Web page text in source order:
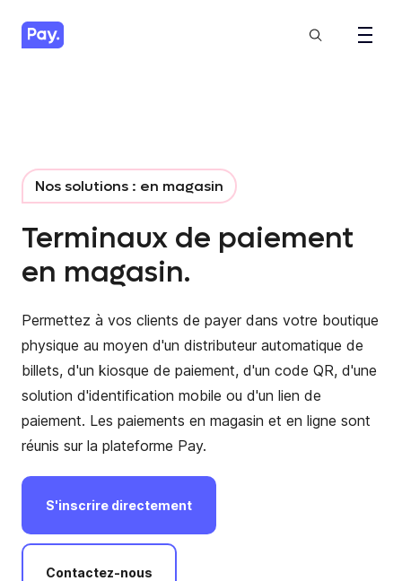
Nos solutions : en magasin
Terminaux de paiement
en magasin.
Permettez à vos clients de payer dans votre boutique
physique au moyen d'un distributeur automatique de
billets, d'un kiosque de paiement, d'un code QR, d'une
solution d'identification mobile ou d'un lien de
paiement. Les paiements en magasin et en ligne sont
réunis sur la plateforme Pay.
S'inscrire directement
Contactez-nous